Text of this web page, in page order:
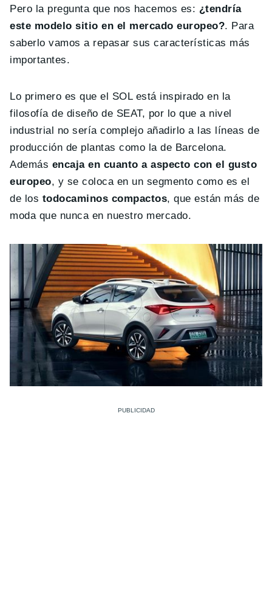
Pero la pregunta que nos hacemos es: ¿tendría
este modelo sitio en el mercado europeo?. Para
saberlo vamos a repasar sus características más
importantes.
Lo primero es que el SOL está inspirado en la
filosofía de diseño de SEAT, por lo que a nivel
industrial no sería complejo añadirlo a las líneas de
producción de plantas como la de Barcelona.
Además encaja en cuanto a aspecto con el gusto
europeo, y se coloca en un segmento como es el
de los todocaminos compactos, que están más de
moda que nunca en nuestro mercado.